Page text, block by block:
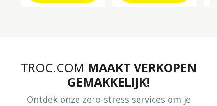
TROC.COM MAAKT VERKOPEN
GEMAKKELIJK!
Ontdek onze zero-stress services om je